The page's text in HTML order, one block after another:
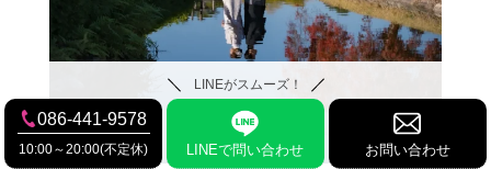
LINEがスムーズ！
086-441-9578
10:00～20:00(不定休) LINEで問い合わせ お問い合わせ